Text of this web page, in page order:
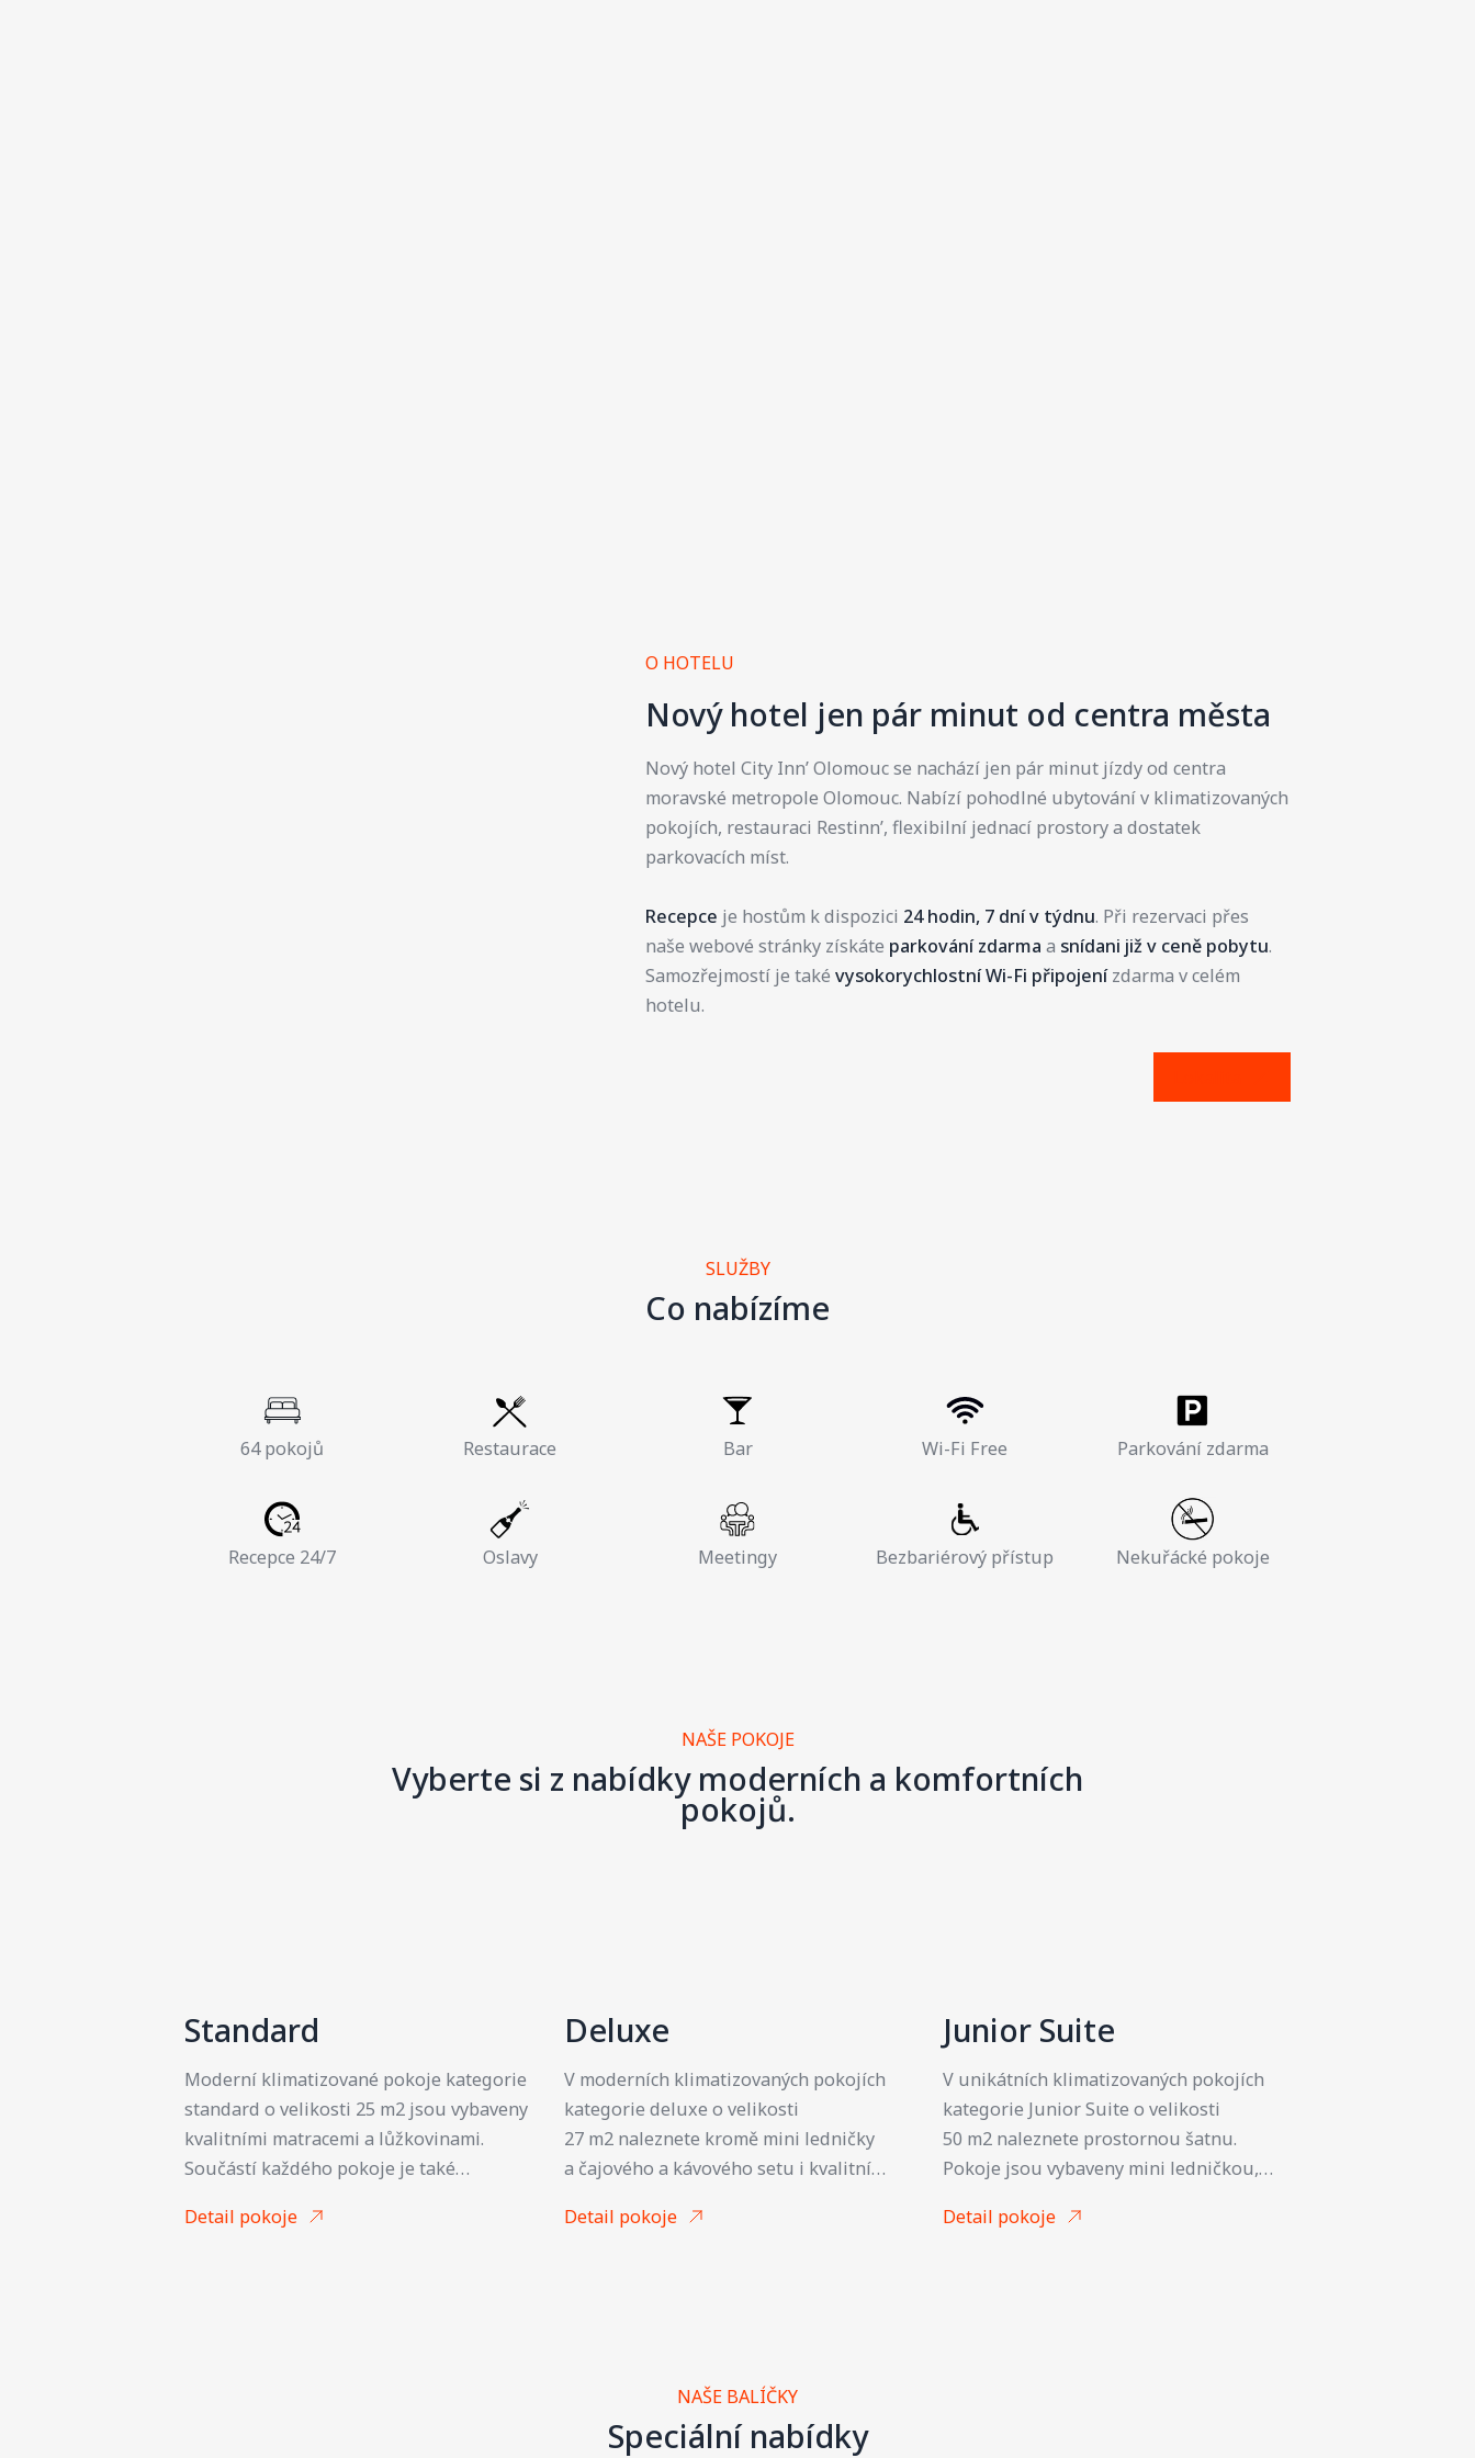
O HOTELU
Nový hotel jen pár minut od centra města
Nový hotel City Inn’ Olomouc se nachází jen pár minut jízdy od centra
moravské metropole Olomouc. Nabízí pohodlné ubytování v klimatizovaných
pokojích, restauraci Restinn’, flexibilní jednací prostory a dostatek
parkovacích míst.
Recepce je hostům k dispozici 24 hodin, 7 dní v týdnu. Při rezervaci přes
naše webové stránky získáte parkování zdarma a snídani již v ceně pobytu.
Samozřejmostí je také vysokorychlostní Wi-Fi připojenízdarma v celém
hotelu.
SLUŽBY
Co nabízíme
64 pokojů Restaurace Bar Wi-Fi Free Parkování zdarma
Recepce 24/7 Oslavy Meetingy Bezbariérový přístup Nekuřácké pokoje
NAŠE POKOJE
Vyberte si z nabídky moderních a komfortních
pokojů.
Standard
Moderní klimatizované pokoje kategorie
standard o velikosti 25 m2 jsou vybaveny
kvalitními matracemi a lůžkovinami.
Součástí každého pokoje je také
umožňující pohodlnou práci
Detail pokoje
Deluxe
V moderních klimatizovaných pokojích
kategorie deluxe o velikosti
27 m2 naleznete kromě mini ledničky
a čajového a kávového setu i kvalitní
každého pokoje je také prostorný psací
Detail pokoje
Junior Suite
V unikátních klimatizovaných pokojích
kategorie Junior Suite o velikosti
50 m2 naleznete prostornou šatnu.
Pokoje jsou vybaveny mini ledničkou,
a pantoflemi. Součástí každého pokoje je
Detail pokoje
NAŠE BALÍČKY
Speciální nabídky